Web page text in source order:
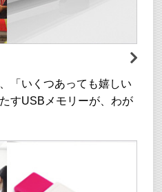
「いくつあっても嬉しい
すUSBメモリーが、わが